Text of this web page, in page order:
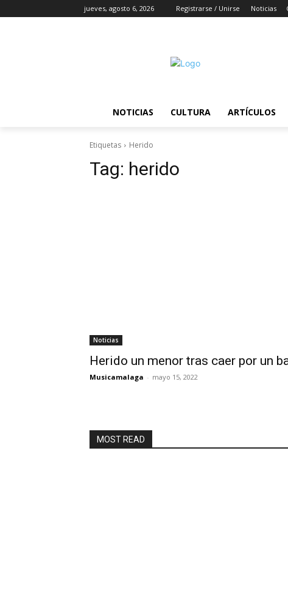
jueves, agosto 6, 2026 Registrarse / Unirse Noticias
NOTICIAS CULTURA ARTÍCULOS
Etiquetas Herido
Tag: herido
Noticias
Herido un menor tras caer por un
Musicamalaga - mayo 15, 2022
MOST READ